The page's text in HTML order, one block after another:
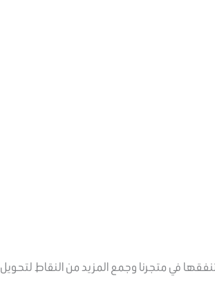
ونريد مكافأتك على كل عملية شراء! احصل على 50 نقطة مقابل كل100 ريال تنفقها في متجرنا وجمع